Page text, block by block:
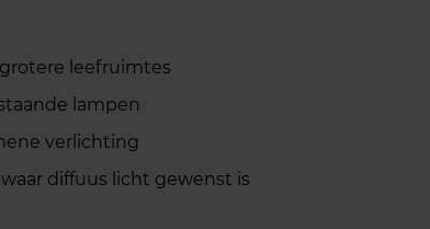
leefruimtes
lampen
verlichting
diffuus licht gewenst is